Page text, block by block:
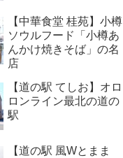
【中華食堂 桂苑】小樽
ソウルフード「小樽あ
んかけ焼きそば」の名
店
【道の駅 てしお】オロ
ロンライン最北の道の
駅
【道の駅 風Wとまま